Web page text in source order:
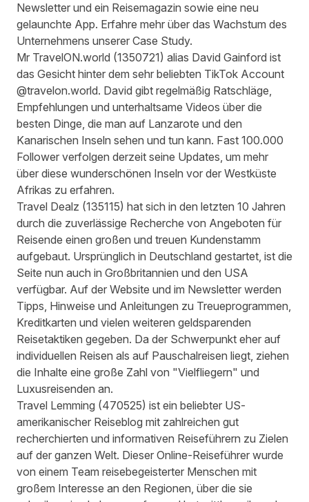
Newsletter und ein Reisemagazin sowie eine neu
gelaunchte App. Erfahre mehr über das Wachstum des
Unternehmens unserer Case Study.
Mr TravelON.world (1350721) alias David Gainford ist
das Gesicht hinter dem sehr beliebten TikTok Account
@travelon.world. David gibt regelmäßig Ratschläge,
Empfehlungen und unterhaltsame Videos über die
besten Dinge, die man auf Lanzarote und den
Kanarischen Inseln sehen und tun kann. Fast 100.000
Follower verfolgen derzeit seine Updates, um mehr
über diese wunderschönen Inseln vor der Westküste
Afrikas zu erfahren.
Travel Dealz (135115) hat sich in den letzten 10 Jahren
durch die zuverlässige Recherche von Angeboten für
Reisende einen großen und treuen Kundenstamm
aufgebaut. Ursprünglich in Deutschland gestartet, ist die
Seite nun auch in Großbritannien und den USA
verfügbar. Auf der Website und im Newsletter werden
Tipps, Hinweise und Anleitungen zu Treueprogrammen,
Kreditkarten und vielen weiteren geldsparenden
Reisetaktiken gegeben. Da der Schwerpunkt eher auf
individuellen Reisen als auf Pauschalreisen liegt, ziehen
die Inhalte eine große Zahl von "Vielfliegern" und
Luxusreisenden an.
Travel Lemming (470525) ist ein beliebter US-
amerikanischer Reiseblog mit zahlreichen gut
recherchierten und informativen Reiseführern zu Zielen
auf der ganzen Welt. Dieser Online-Reiseführer wurde
von einem Team reisebegeisterter Menschen mit
großem Interesse an den Regionen, über die sie